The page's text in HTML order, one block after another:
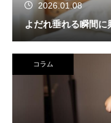
2026.01.08
よだれ垂れる瞬間に
コラム